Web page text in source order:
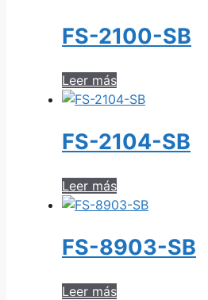
FS-2100-SB
Leer más
FS-2104-SB
Leer más
FS-8903-SB
Leer más